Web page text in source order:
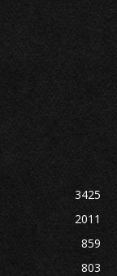
3425
2011
859
803